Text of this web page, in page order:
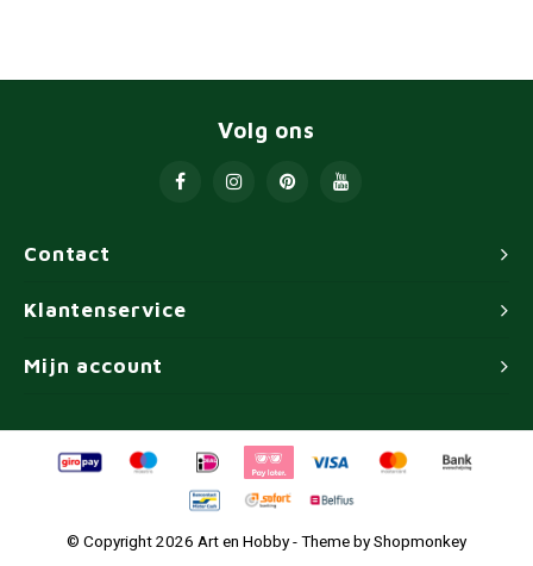
Contact
Volg ons
Klantenservice
Mijn account
© Copyright 2026 Art en Hobby - Theme byShopmonkey